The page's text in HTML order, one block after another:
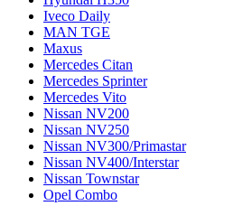
Iveco Daily
MAN TGE
Maxus
Mercedes Citan
Mercedes Sprinter
Mercedes Vito
Nissan NV200
Nissan NV250
Nissan NV300/Primastar
Nissan NV400/Interstar
Nissan Townstar
Opel Combo